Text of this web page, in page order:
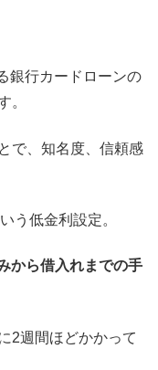
銀行カードローンの
。
で、知名度、信頼感
う低金利設定。
から借入れまでの手
2週間ほどかかって